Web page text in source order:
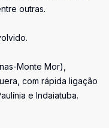
outras.
Monte Mor),
com rápida ligação
e Indaiatuba.